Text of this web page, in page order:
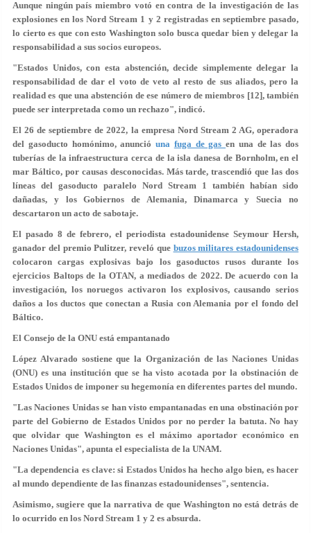
Aunque ningún país miembro votó en contra de la investigación de las
explosiones en los Nord Stream 1 y 2 registradas en septiembre pasado,
lo cierto es que con esto Washington solo busca quedar bien y delegar la
responsabilidad a sus socios europeos.
"Estados Unidos, con esta abstención, decide simplemente delegar la
responsabilidad de dar el voto de veto al resto de sus aliados, pero la
realidad es que una abstención de ese número de miembros [12], también
puede ser interpretada como un rechazo", indicó.
El 26 de septiembre de 2022, la empresa Nord Stream 2 AG, operadora
del gasoducto homónimo, anunció una fuga de gas en una de las dos
tuberías de la infraestructura cerca de la isla danesa de Bornholm, en el
mar Báltico, por causas desconocidas. Más tarde, trascendió que las dos
líneas del gasoducto paralelo Nord Stream 1 también habían sido
dañadas, y los Gobiernos de Alemania, Dinamarca y Suecia no
descartaron un acto de sabotaje.
El pasado 8 de febrero, el periodista estadounidense Seymour Hersh,
ganador del premio Pulitzer, reveló que buzos militares estadounidenses
colocaron cargas explosivas bajo los gasoductos rusos durante los
ejercicios Baltops de la OTAN, a mediados de 2022. De acuerdo con la
investigación, los noruegos activaron los explosivos, causando serios
daños a los ductos que conectan a Rusia con Alemania por el fondo del
Báltico.
El Consejo de la ONU está empantanado
López Alvarado sostiene que la Organización de las Naciones Unidas
(ONU) es una institución que se ha visto acotada por la obstinación de
Estados Unidos de imponer su hegemonía en diferentes partes del mundo.
"Las Naciones Unidas se han visto empantanadas en una obstinación por
parte del Gobierno de Estados Unidos por no perder la batuta. No hay
que olvidar que Washington es el máximo aportador económico en
Naciones Unidas", apunta el especialista de la UNAM.
"La dependencia es clave: si Estados Unidos ha hecho algo bien, es hacer
al mundo dependiente de las finanzas estadounidenses", sentencia.
Asimismo, sugiere que la narrativa de que Washington no está detrás de
lo ocurrido en los Nord Stream 1 y 2 es absurda.